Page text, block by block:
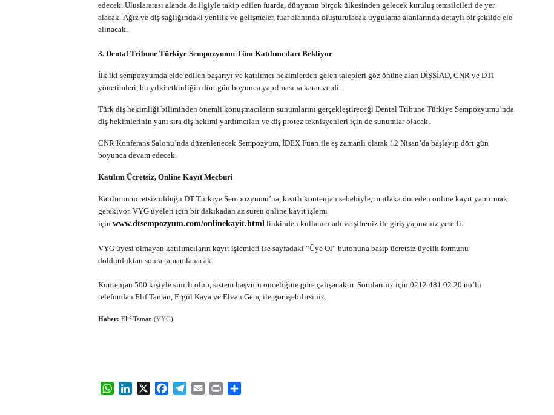
edecek. Uluslararası alanda da ilgiyle takip edilen fuarda, dünyanın birçok ülkesinden gelecek kuruluş temsilcileri de yer
alacak. Ağız ve diş sağlığındaki yenilik ve gelişmeler, fuar alanında oluşturulacak uygulama alanlarında detaylı bir şekilde ele
alınacak.
3. Dental Tribune Türkiye Sempozyumu Tüm Katılımcıları Bekliyor
İlk iki sempozyumda elde edilen başarıyı ve katılımcı hekimlerden gelen talepleri göz önüne alan DİŞSİAD, CNR ve DTI
yönetimleri, bu yılki etkinliğin dört gün boyunca yapılmasına karar verdi.
Türk diş hekimliği biliminden önemli konuşmacıların sunumlarını gerçekleştireceği Dental Tribune Türkiye Sempozyumu’nda
diş hekimlerinin yanı sıra diş hekimi yardımcıları ve diş protez teknisyenleri için de sunumlar olacak.
CNR Konferans Salonu’nda düzenlenecek Sempozyum, İDEX Fuarı ile eş zamanlı olarak 12 Nisan’da başlayıp dört gün
boyunca devam edecek.
Katılım Ücretsiz, Online Kayıt Mecburi
Katılımın ücretsiz olduğu DT Türkiye Sempozyumu’na, kısıtlı kontenjan sebebiyle, mutlaka önceden online kayıt yaptırmak
gerekiyor. VYG üyeleri için bir dakikadan az süren online kayıt işlemi
için www.dtsempozyum.com/onlinekayit.html linkinden kullanıcı adı ve şifreniz ile giriş yapmanız yeterli.
VYG üyesi olmayan katılımcıların kayıt işlemleri ise sayfadaki “Üye Ol” butonuna basıp ücretsiz üyelik formunu
doldurduktan sonra tamamlanacak.
Kontenjan 500 kişiyle sınırlı olup, sistem başvuru önceliğine göre çalışacaktır. Sorularınız için 0212 481 02 20 no’lu
telefondan Elif Taman, Ergül Kaya ve Elvan Genç ile görüşebilirsiniz.
Haber: Elif Taman (VYG)
WhatsApp
LinkedIn
X Facebook
Telegram
Email Print